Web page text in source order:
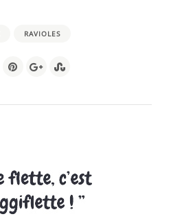
RAVIOLES